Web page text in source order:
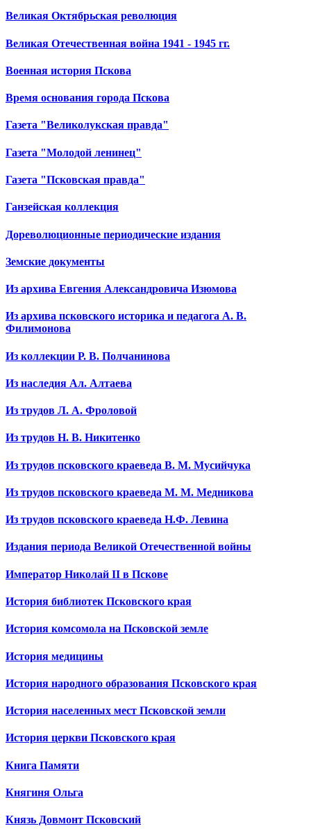
Великая Октябрьская революция
Великая Отечественная война 1941 - 1945 гг.
Военная история Пскова
Время основания города Пскова
Газета "Великолукская правда"
Газета "Молодой ленинец"
Газета "Псковская правда"
Ганзейская коллекция
Дореволюционные периодические издания
Земские документы
Из архива Евгения Александровича Изюмова
Из архива псковского историка и педагога А. В.
Филимонова
Из коллекции Р. В. Полчанинова
Из наследия Ал. Алтаева
Из трудов Л. А. Фроловой
Из трудов Н. В. Никитенко
Из трудов псковского краеведа В. М. Мусийчука
Из трудов псковского краеведа М. М. Медникова
Из трудов псковского краеведа Н.Ф. Левина
Издания периода Великой Отечественной войны
Император Николай II в Пскове
История библиотек Псковского края
История комсомола на Псковской земле
История медицины
История народного образования Псковского края
История населенных мест Псковской земли
История церкви Псковского края
Книга Памяти
Княгиня Ольга
Князь Довмонт Псковский